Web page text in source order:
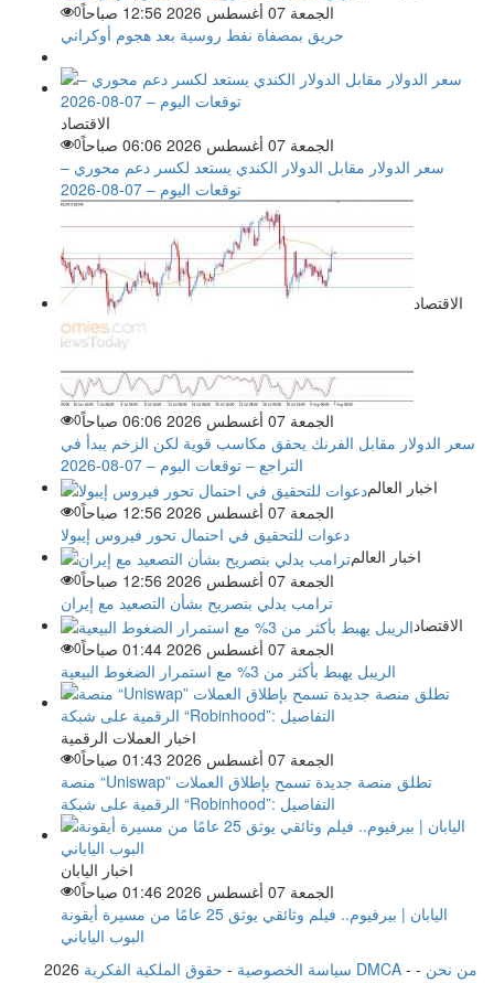
الجمعة 07 أغسطس 2026 12:56 صباحاً
0
حريق بمصفاة نفط روسية بعد هجوم أوكراني
الاقتصاد
الجمعة 07 أغسطس 2026 06:06 صباحاً
0
سعر الدولار مقابل الدولار الكندي يستعد لكسر دعم محوري –
توقعات اليوم – 07-08-2026
الاقتصاد
الجمعة 07 أغسطس 2026 06:06 صباحاً 0
سعر الدولار مقابل الفرنك يحقق مكاسب قوية لكن الزخم يبدأ في
التراجع – توقعات اليوم – 07-08-2026
اخبار العالم
الجمعة 07 أغسطس 2026 12:56 صباحاً
0
دعوات للتحقيق في احتمال تحور فيروس إيبولا
اخبار العالم
الجمعة 07 أغسطس 2026 12:56 صباحاً
0
ترامب يدلي بتصريح بشأن التصعيد مع إيران
الاقتصاد
الجمعة 07 أغسطس 2026 01:44 صباحاً
0
الريبل يهبط بأكثر من 3% مع استمرار الضغوط البيعية
اخبار العملات الرقمية
الجمعة 07 أغسطس 2026 01:43 صباحاً
0
منصة “Uniswap” تطلق منصة جديدة تسمح بإطلاق العملات
الرقمية على شبكة “Robinhood”: التفاصيل
اخبار اليابان
الجمعة 07 أغسطس 2026 01:46 صباحاً
0
اليابان | بيرفيوم.. فيلم وثائقي يوثق 25 عامًا من مسيرة أيقونة
البوب الياباني
2026
سياسة الخصوصية - حقوق الملكية الفكرية DMCA - من نحن -